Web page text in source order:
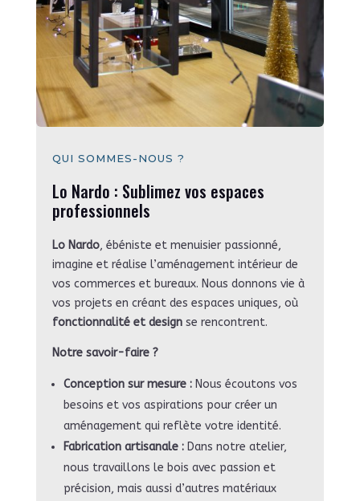
QUI SOMMES-NOUS ?
Lo Nardo : Sublimez vos espaces
professionnels
Lo Nardo, ébéniste et menuisier passionné,
imagine et réalise l’aménagement intérieur de
vos commerces et bureaux. Nous donnons vie à
vos projets en créant des espaces uniques, où
fonctionnalité et designse rencontrent.
Notre savoir-faire ?
Conception sur mesure :Nous écoutons vos
besoins et vos aspirations pour créer un
aménagement qui reflète votre identité.
Fabrication artisanale :Dans notre atelier,
nous travaillons le bois avec passion et
précision, mais aussi d’autres matériaux